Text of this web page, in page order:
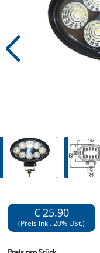
Schutzart: IP67​
Leds: 8 LED 3 Watt,
hohe Intensität
Material:
€ 25.90
(Preis inkl. 20% USt.)